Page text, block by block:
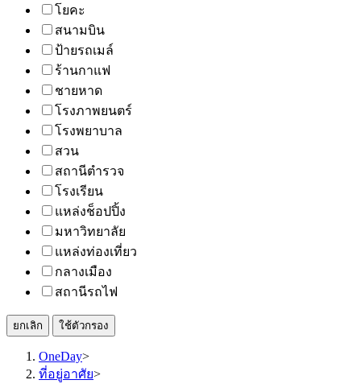
โยคะ
สนามบิน
ป้ายรถเมล์
ร้านกาแฟ
ชายหาด
โรงภาพยนตร์
โรงพยาบาล
สวน
สถานีตำรวจ
โรงเรียน
แหล่งช็อปปิ้ง
มหาวิทยาลัย
แหล่งท่องเที่ยว
กลางเมือง
สถานีรถไฟ
ยกเลิก ใช้ตัวกรอง
OneDay>
ที่อยู่อาศัย>